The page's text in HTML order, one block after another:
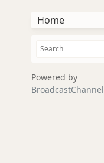
Home
Powered by
BroadcastChannel